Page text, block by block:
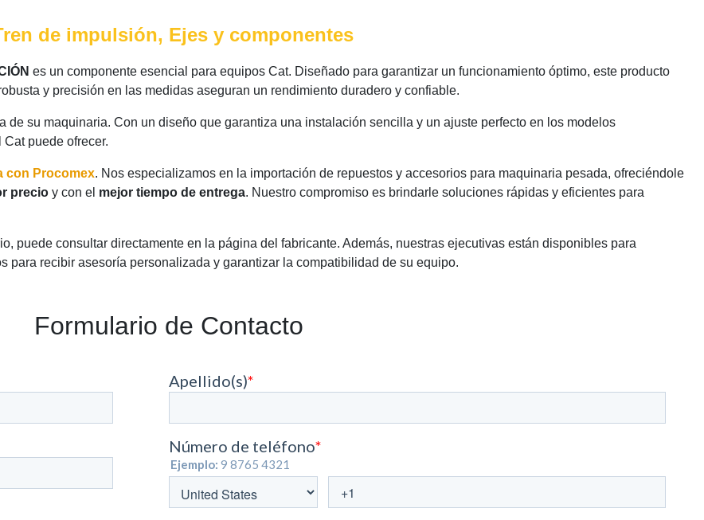
de impulsión, Ejes y componentes
es un componente esencial para equipos Cat. Diseñado para garantizar un funcionamiento óptimo, este producto
y precisión en las medidas aseguran un rendimiento duradero y confiable.
su maquinaria. Con un diseño que garantiza una instalación sencilla y un ajuste perfecto en los modelos
puede ofrecer.
con Procomex. Nos especializamos en la importación de repuestos y accesorios para maquinaria pesada, ofreciéndole
precio y con el mejor tiempo de entrega. Nuestro compromiso es brindarle soluciones rápidas y eficientes para
puede consultar directamente en la página del fabricante. Además, nuestras ejecutivas están disponibles para
para recibir asesoría personalizada y garantizar la compatibilidad de su equipo.
Formulario de Contacto